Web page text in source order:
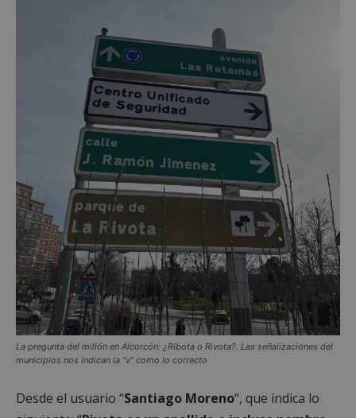
La pregunta del millón en Alcorcón: ¿Ribota o Rivota?. Las señalizaciones del
municipios nos indican la “v” como lo correcto
Desde el usuario “Santiago Moreno“, que indica lo